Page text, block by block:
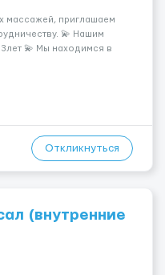
массажей, приглашаем
💫 Нашим
💫 Мы находимся в
Наличие работы. Поток 💝
Откликнуться
(внутренние